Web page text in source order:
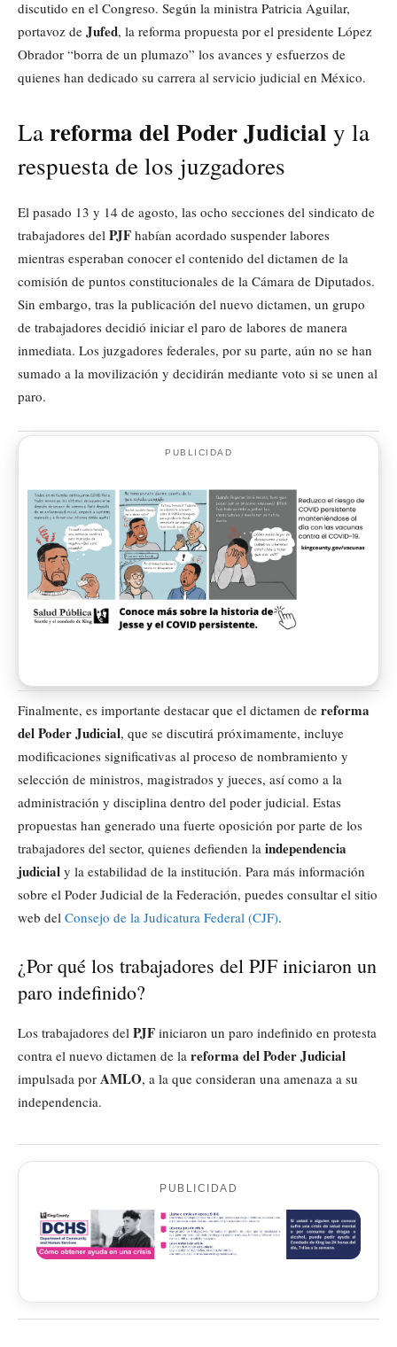
discutido en el Congreso. Según la ministra Patricia Aguilar,
portavoz de Jufed, la reforma propuesta por el presidente López
Obrador “borra de un plumazo” los avances y esfuerzos de
quienes han dedicado su carrera al servicio judicial en México.
Lareforma del Poder Judicial y la
respuesta de los juzgadores
El pasado 13 y 14 de agosto, las ocho secciones del sindicato de
trabajadores del PJF habían acordado suspender labores
mientras esperaban conocer el contenido del dictamen de la
comisión de puntos constitucionales de la Cámara de Diputados.
Sin embargo, tras la publicación del nuevo dictamen, un grupo
de trabajadores decidió iniciar el paro de labores de manera
inmediata. Los juzgadores federales, por su parte, aún no se han
sumado a la movilización y decidirán mediante voto si se unen al
paro.
PUBLICIDAD
Finalmente, es importante destacar que el dictamen de reforma
del Poder Judicial, que se discutirá próximamente, incluye
modificaciones significativas al proceso de nombramiento y
selección de ministros, magistrados y jueces, así como a la
administración y disciplina dentro del poder judicial. Estas
propuestas han generado una fuerte oposición por parte de los
trabajadores del sector, quienes defienden la independencia
judicial y la estabilidad de la institución. Para más información
sobre el Poder Judicial de la Federación, puedes consultar el sitio
web del Consejo de la Judicatura Federal (CJF).
¿Por qué los trabajadores del PJF iniciaron un
paro indefinido?
Los trabajadores del PJF iniciaron un paro indefinido en protesta
contra el nuevo dictamen de la reforma del Poder Judicial
impulsada por AMLO, a la que consideran una amenaza a su
independencia.
PUBLICIDAD